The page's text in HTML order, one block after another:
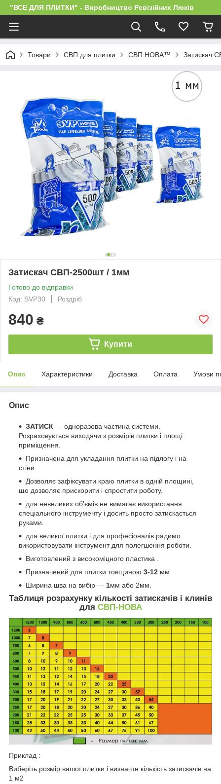
"ВСЕ ДЛЯ ПЛИТКИ" - Виробництво Ревізійних Люків
Товари СВП для плитки СВП НОВА™ Затискач
Затискач СВП-2500шт / 1мм
Готово до відправки
Код: SVP30
Роздріб
840 ₴
Купити
Опис Характеристики Доставка Оплата Умови
Опис
ЗАТИСК — одноразова частина системи.
Розраховується виходячи з розмірів плитки і площі
приміщення.
Призначена для укладання плитки на підлогу і на
стіни.
Дозволяє зафіксувати краю плитки в одній площині,
що дозволяє прискорити і спростити роботу.
для невеликих об'ємів не вимагає використання
спеціального інструменту і досить просто затискається
руками.
для великої плитки і для професіоналів радимо
використовувати інструмент для полегшення роботи.
Виготовлений з високоміцного пластика .
Призначений для плитки товщиною 3-12 мм
Ширина шва на вибір — 1мм або 2мм.
Таблиця розрахунку кількості затискачів і клинів
для СВП-НОВА
Приклад :
Виберіть розмір вашої плитки і визначте кількість затискачів на
1 м2